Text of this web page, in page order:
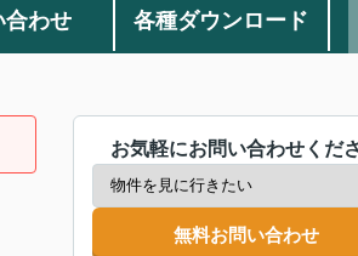
合わせ 各種ダウンロード
お気軽にお問い合わせくだ
無料お問い合わせ